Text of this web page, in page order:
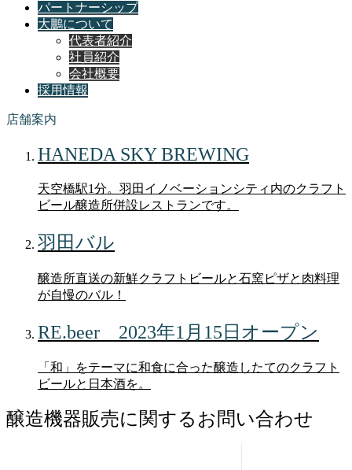
パートナーシップ
大鵬について
代表者紹介
社員紹介
会社概要
採用情報
店舗案内
HANEDA SKY BREWING
天空橋駅1分。羽田イノベーションシティ内のクラフト
ビール醸造所併設レストランです。
羽田バル
醸造所直送の新鮮クラフトビールと石窯ピザと肉料理
が自慢のバル！
RE.beer 2023年1月15日オープン
「和」をテーマに和食に合った醸造したてのクラフト
ビールと日本酒を。
醸造機器販売に関するお問い合わせ